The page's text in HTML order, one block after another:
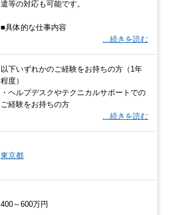
遣等の対応も可能です。
■具体的な仕事内容
…続きを読む
以下いずれかのご経験をお持ちの方（1年
程度）
・ヘルプデスクやテクニカルサポートでの
ご経験をお持ちの方
…続きを読む
東京都
400～600万円